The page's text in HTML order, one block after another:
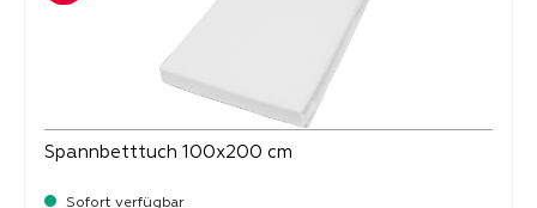
Spannbetttuch 100x200 cm
Sofort verfügbar